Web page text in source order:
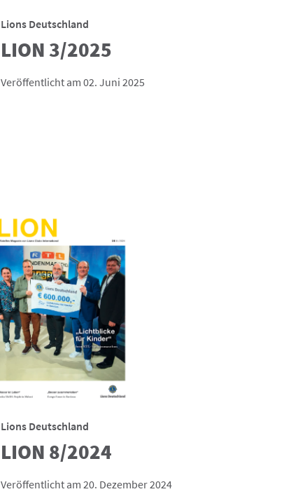
Lions Deutschland
LION 3/2025
Veröffentlicht am 02. Juni 2025
Lions Deutschland
LION 8/2024
Veröffentlicht am 20. Dezember 2024